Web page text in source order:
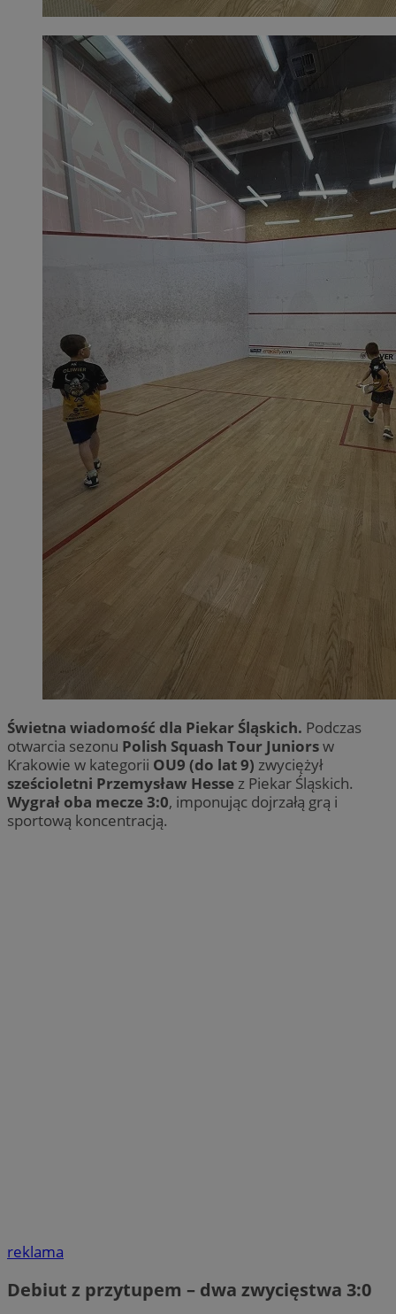
Świetna wiadomość dla Piekar Śląskich. Podczas
otwarcia sezonu Polish Squash Tour Juniorsw
Krakowie w kategorii OU9 (do lat 9) zwyciężył
sześcioletni Przemysław Hessez Piekar Śląskich.
Wygrał oba mecze 3:0, imponując dojrzałą grą i
sportową koncentracją.
reklama
Debiut z przytupem – dwa zwycięstwa 3:0